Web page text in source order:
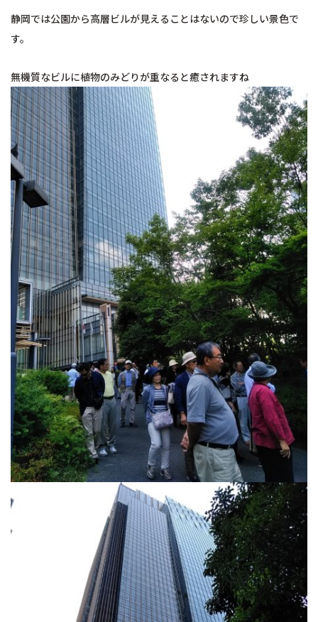
静岡では公園から高層ビルが見えることはないので珍しい景色で
す。
無機質なビルに植物のみどりが重なると癒されますね